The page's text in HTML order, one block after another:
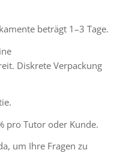
beträgt 1–3 Tage.
Diskrete Verpackung
pro Tutor oder Kunde.
um Ihre Fragen zu